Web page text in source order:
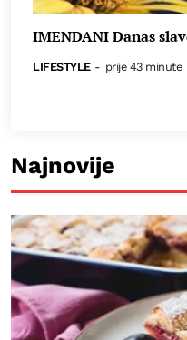
IMENDANI Danas
LIFESTYLE - prije 43 minute
Najnovije